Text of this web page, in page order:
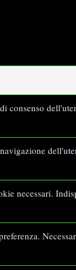
consenso
necessari.